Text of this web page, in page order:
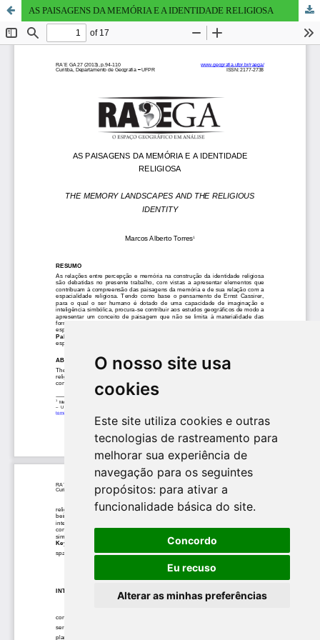
O nosso site usa
cookies
Este site utiliza cookies e outras
tecnologias de rastreamento para
melhorar sua experiência de
navegação para os seguintes
propósitos: para ativar a
funcionalidade básica do site.
Concordo
Eu recuso
Alterar as minhas preferências
AS PAISAGENS DA MEMÓRIA E A IDENTIDADE RELIGIOSA